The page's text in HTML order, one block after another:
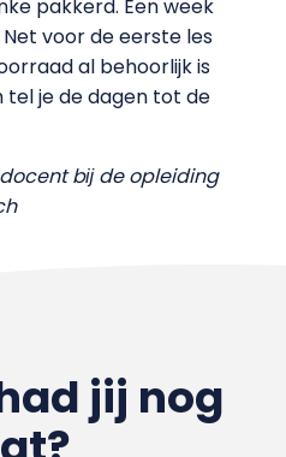
pakkerd. Een week
voor de eerste les
al behoorlijk is
tel je de dagen tot de
bĳ de opleiding
jij nog